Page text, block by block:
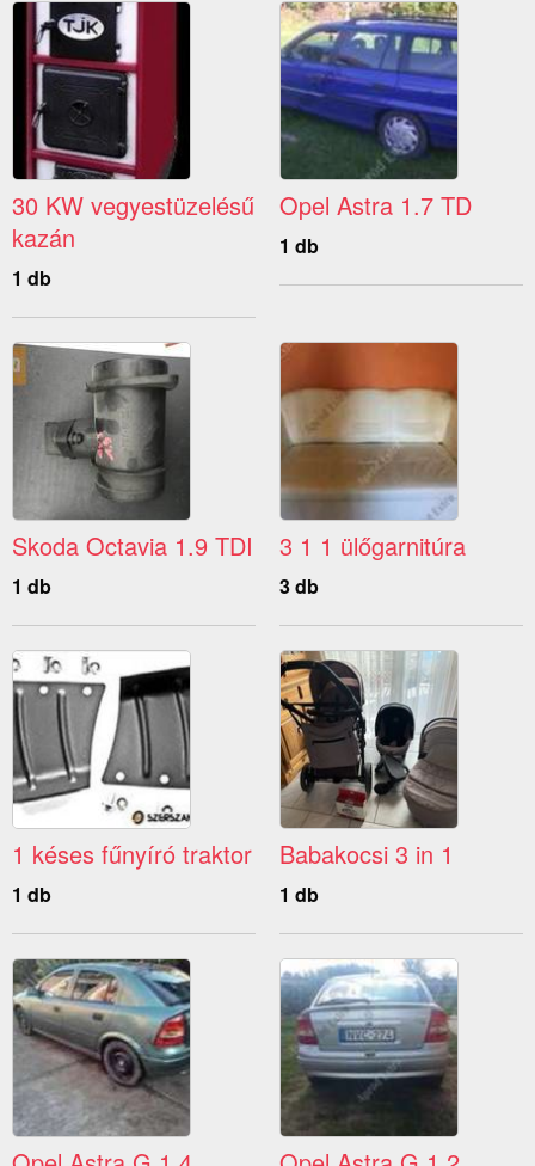
30 KW vegyestüzelésű
kazán
1 db
Opel Astra 1.7 TD
1 db
Skoda Octavia 1.9 TDI
1 db
3 1 1 ülőgarnitúra
3 db
1 késes fűnyíró traktor
1 db
Babakocsi 3 in 1
1 db